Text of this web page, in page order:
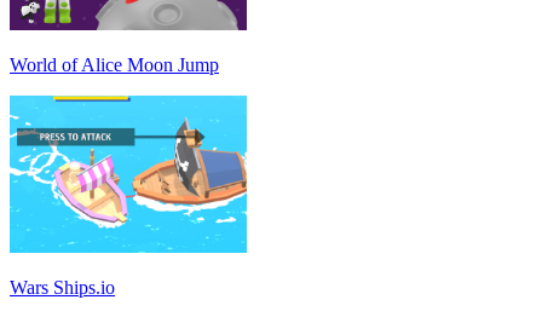
World of Alice Moon Jump
Wars Ships.io